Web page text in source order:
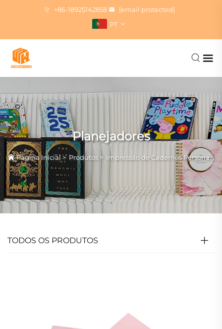
+86-18925142858
[email protected]
PT
Planejadores
Página Inicial>Produtos > Impressão de Cadernos Personalizados
TODOS OS PRODUTOS